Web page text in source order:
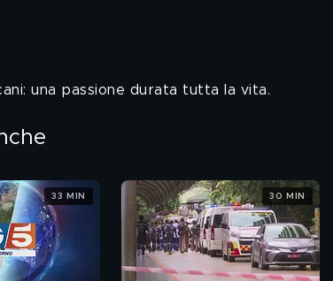
una passione durata tutta la vita.
33 MIN 30 MIN